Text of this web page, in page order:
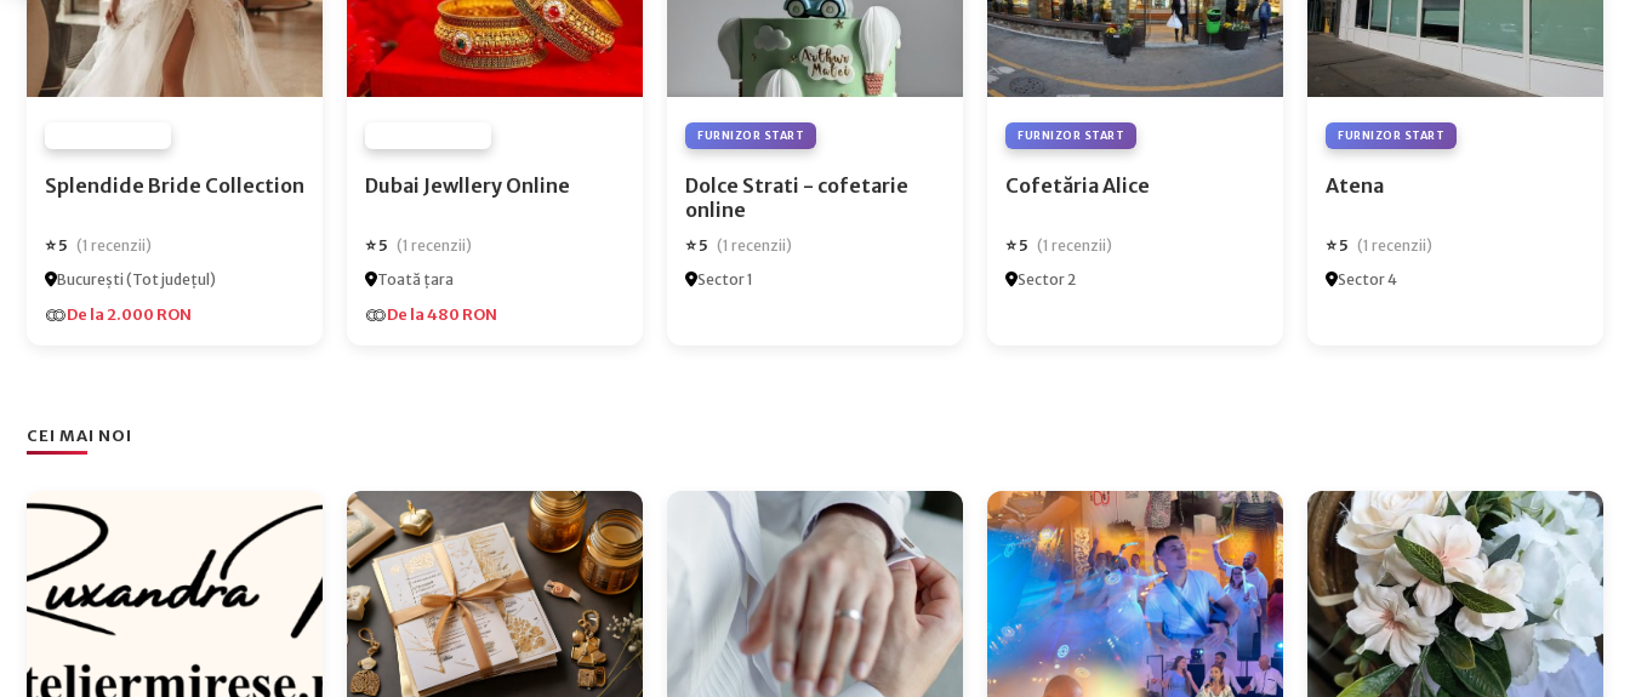
Splendide Bride Collection
⭐ 5 (1 recenzii)
București (Tot județul)
De la 2.000 RON
Dubai Jewllery Online
⭐ 5 (1 recenzii)
Toată țara
De la 480 RON
FURNIZOR START
Dolce Strati - cofetarie
online
⭐ 5 (1 recenzii)
Sector 1
FURNIZOR START
Cofetăria Alice
⭐ 5 (1 recenzii)
Sector 2
FURNIZOR START
Atena
⭐ 5 (1 recenzii)
Sector 4
CEI MAI NOI